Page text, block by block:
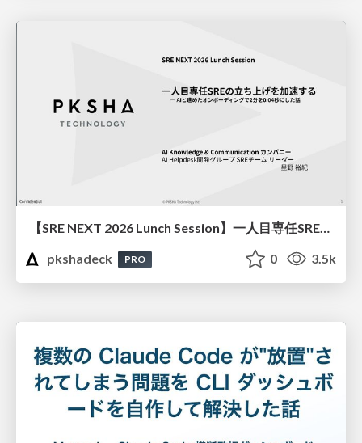
【SRE NEXT 2026 Lunch Session】一人目専任SREの立ち上げを加速する ― AIと進めたオンボーディングで2分を0.04秒にした話
pkshadeck
PRO 0 3.5k